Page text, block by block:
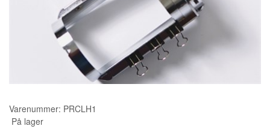
BRUGTE/DEMO
MASKIN TILBEHØR
SCANNCUT
Varenummer: PRCLH1
På lager